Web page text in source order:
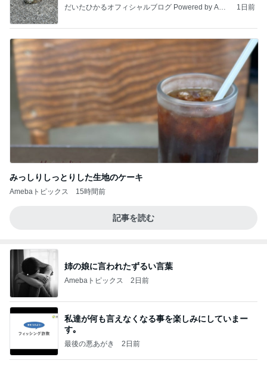
だいたひかるオフィシャルブログ Powered by Ame
1日前
みっしりしっとりした生地のケーキ
Amebaトピックス 15時間前
記事を読む
姉の娘に言われたずるい言葉
Amebaトピックス 2日前
私達が何も言えなくなる事を楽しみにしていまー
す｡
最後の悪あがき 2日前